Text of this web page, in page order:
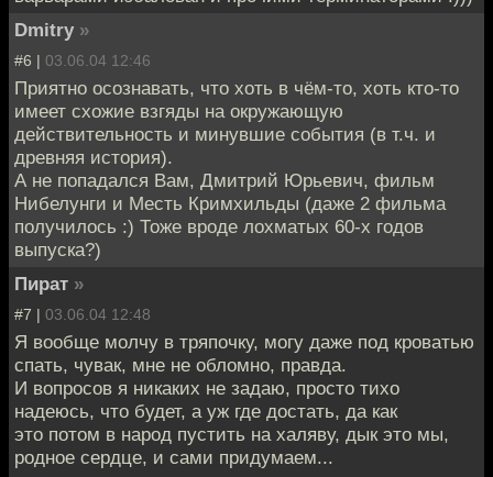
Dmitry »
#6 | 03.06.04 12:46
Приятно осознавать, что хоть в чём-то, хоть кто-то
имеет схожие взгяды на окружающую
действительность и минувшие события (в т.ч. и
древняя история).
А не попадался Вам, Дмитрий Юрьевич, фильм
Нибелунги и Месть Кримхильды (даже 2 фильма
получилось :) Тоже вроде лохматых 60-х годов
выпуска?)
Пират »
#7 | 03.06.04 12:48
Я вообще молчу в тряпочку, могу даже под кроватью
спать, чувак, мне не обломно, правда.
И вопросов я никаких не задаю, просто тихо
надеюсь, что будет, а уж где достать, да как
это потом в народ пустить на халяву, дык это мы,
родное сердце, и сами придумаем...